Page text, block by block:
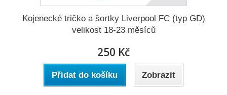
Kojenecké tričko a šortky Liverpool FC (typ GD)
velikost 18-23 měsíců
250 Kč
Přidat do košíku Zobrazit